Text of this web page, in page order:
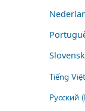
Tiếng
Русский